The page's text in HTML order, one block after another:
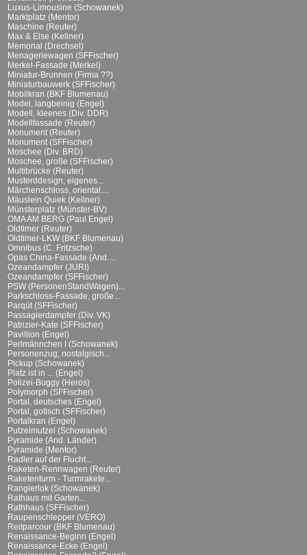
Luxus-Limousine (Schowanek)
Marktplatz (Mentor)
Maschine (Reuter)
Max & Else (Kellner)
Memorial (Drechsel)
Menageriewagen (SFFischer)
Merkel-Fassade (Merkel)
Miniatur-Brunnen (Firma ??)
Miniaturbauwerk (SFFischer)
Mobilkran (BKF Blumenau)
Model, langbeinig (Engel)
Modell, kleenes (Div. DDR)
Modellfassade (Reuter)
Monument (Reuter)
Monument (SFFischer)
Moschee (Div. BRD)
Moschee, große (SFFischer)
Multibrücke (Reuter)
Musterddesign, eigenes...
Märchenschloss, oriental....
Mäuslein Quiek (Kellner)
Münsterplatz (Münster-BV)
OMA AM BERG (Paul Engel)
Oldtimer (Reuter)
Oldtimer-LKW (BKF Blumenau)
Omnibus (C. Fritzsche)
Opas China-Fassade (And....
Ozeandampfer (JURI)
Ozeandampfer (SFFischer)
PSW (PersonenStandWagen)...
Parkschloss-Fassade, große...
Parqüt (SFFischer)
Passagierdampfer (Div. VK)
Patrizier-Kate (SFFischer)
Pavillion (Engel)
Perlmännchen I (Schowanek)
Personenzug, nostalgisch...
Pickup (Schowanek)
Platz ist in ... (Engel)
Polizei-Buggy (Heros)
Polymorph (SFFischer)
Portal, deutsches (Engel)
Portal, gotisch (SFFischer)
Portalkran (Engel)
Putzelmutzel (Schowanek)
Pyramide (And. Länder)
Pyramide (Mentor)
Radler auf der Flucht...
Raketen-Rennwagen (Reuter)
Raketenturm - Turmrakete...
Rangierlok (Schowanek)
Rathaus mit Garten...
Rathhaus (SFFischer)
Raupenschlepper (VERO)
Reitparcour (BKF Blumenau)
Renaissance-Beginn (Engel)
Renaissance-Ecke (Engel)